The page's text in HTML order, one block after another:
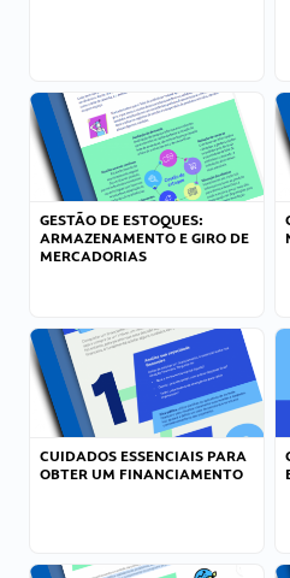
GESTÃO DE ESTOQUES:
ARMAZENAMENTO E GIRO DE
MERCADORIAS
CUIDADOS ESSENCIAIS PARA
OBTER UM FINANCIAMENTO